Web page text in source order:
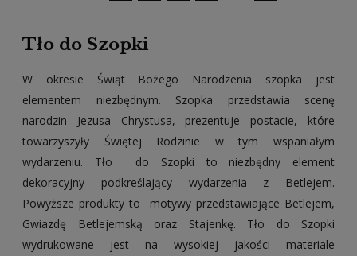
Tło do Szopki
W okresie Świąt Bożego Narodzenia szopka jest
elementem niezbędnym. Szopka przedstawia scenę
narodzin Jezusa Chrystusa, prezentuje postacie, które
towarzyszyły Świętej Rodzinie w tym wspaniałym
wydarzeniu. Tło do Szopki to niezbędny element
dekoracyjny podkreślający wydarzenia z Betlejem.
Powyższe produkty to motywy przedstawiające Betlejem,
Gwiazdę Betlejemską oraz Stajenkę. Tło do Szopki
wydrukowane jest na wysokiej jakości materiale